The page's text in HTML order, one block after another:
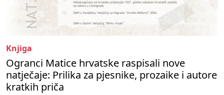
Knjiga
Ogranci Matice hrvatske raspisali nove
natječaje: Prilika za pjesnike, prozaike i autore
kratkih priča